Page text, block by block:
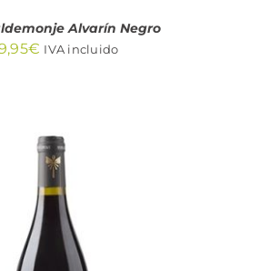
Alvarín Negro
€ IVA incluido